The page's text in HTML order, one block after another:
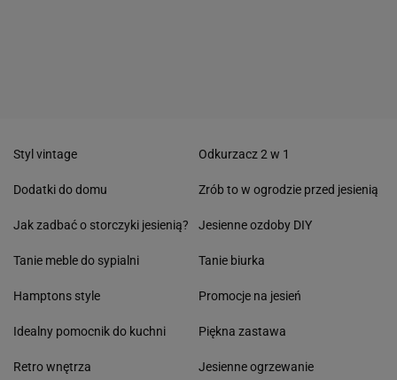
Styl vintage
Dodatki do domu
Jak zadbać o storczyki jesienią?
Tanie meble do sypialni
Hamptons style
Idealny pomocnik do kuchni
Retro wnętrza
Odkurzacz 2 w 1
Zrób to w ogrodzie przed jesienią
Jesienne ozdoby DIY
Tanie biurka
Promocje na jesień
Piękna zastawa
Jesienne ogrzewanie